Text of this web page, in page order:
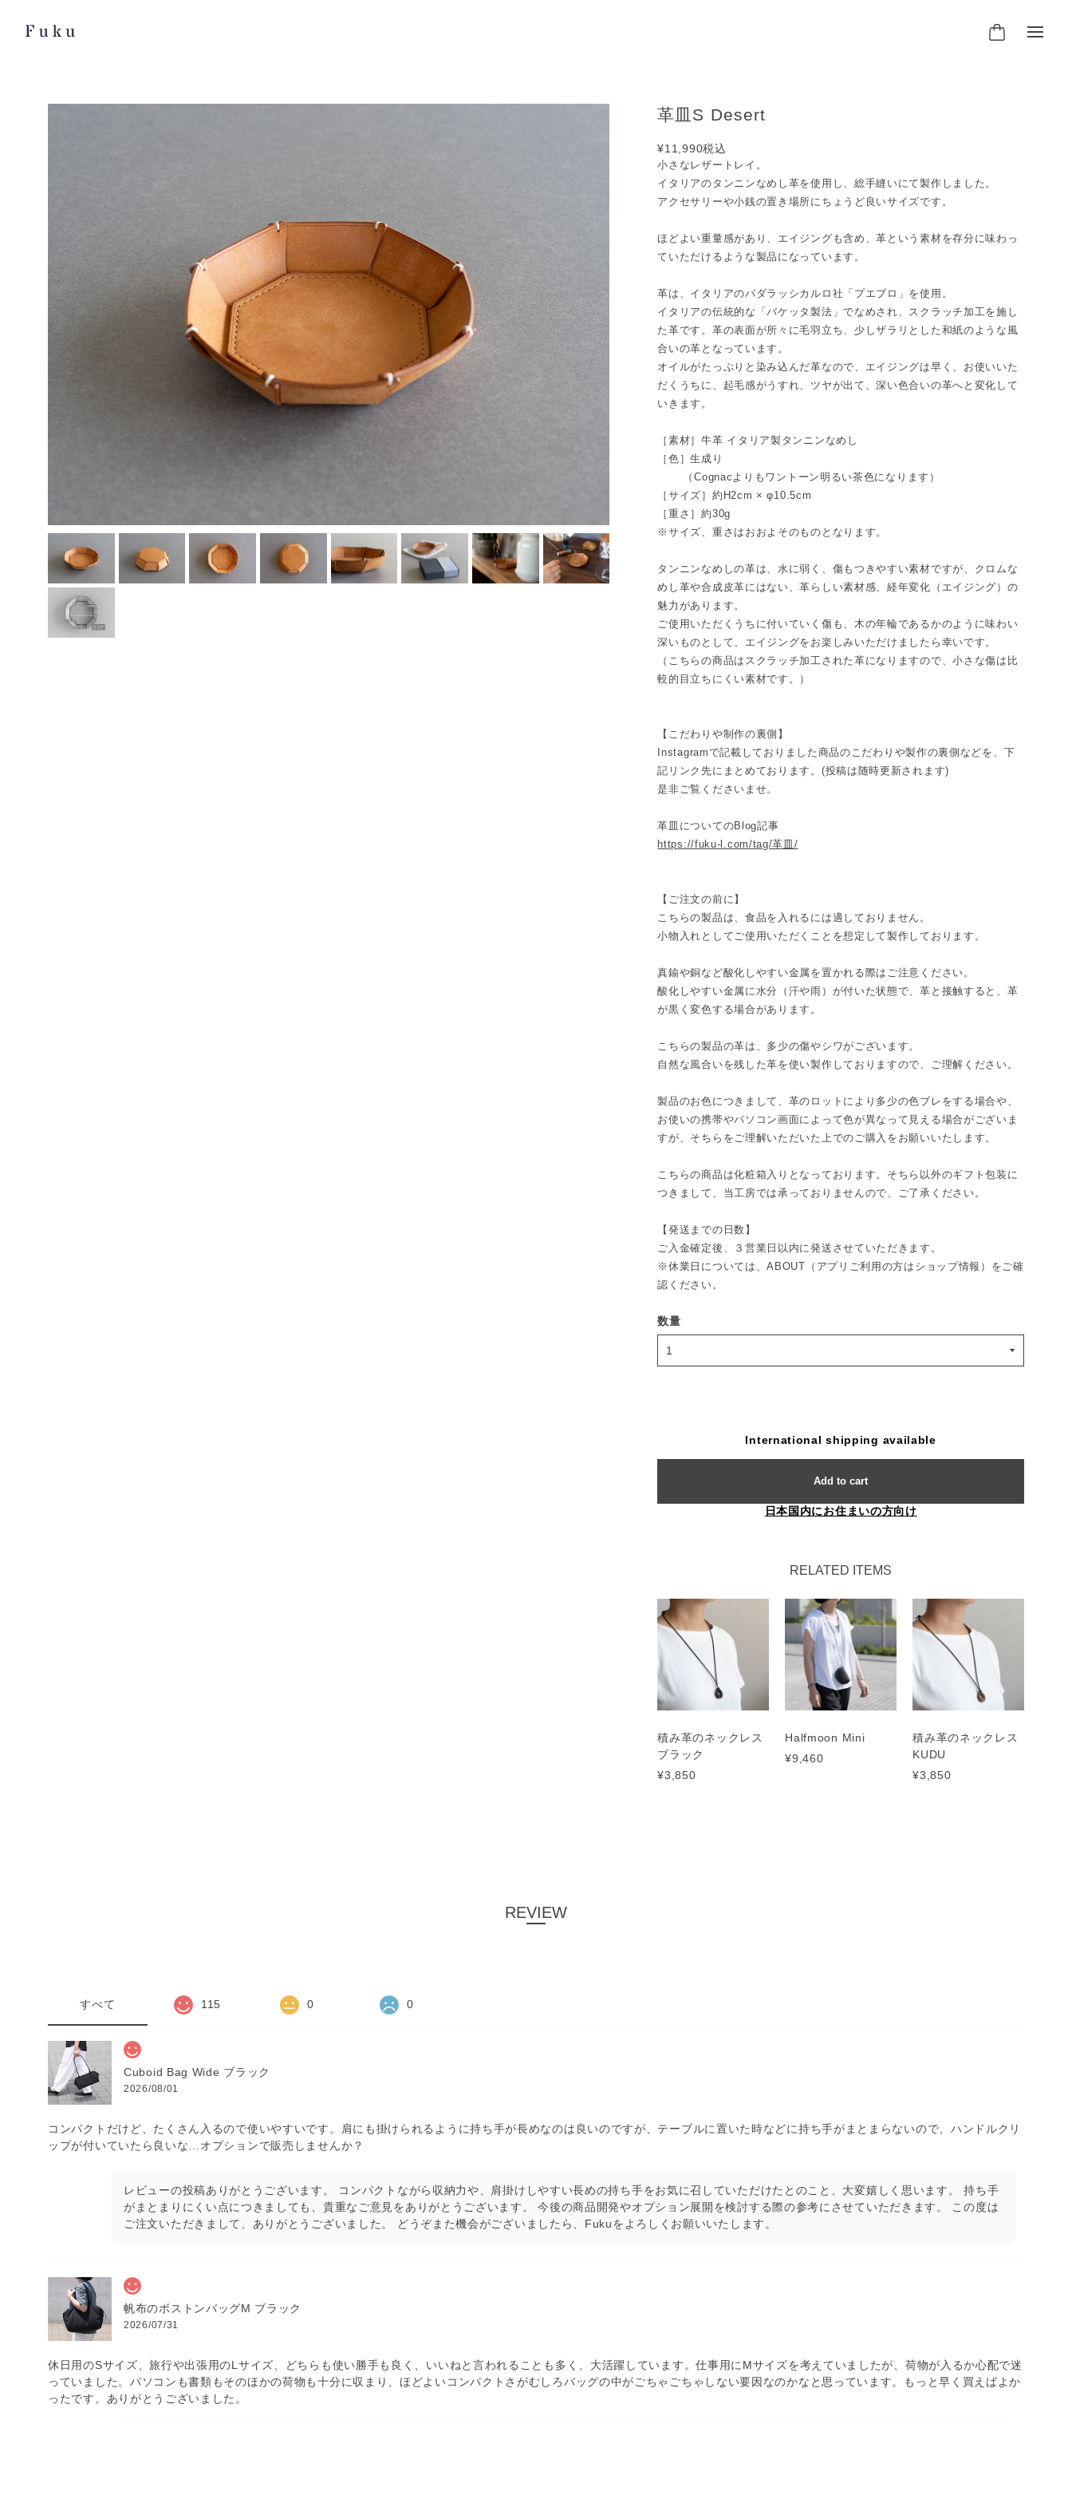
革皿S Desert
¥11,990税込
小さなレザートレイ。
イタリアのタンニンなめし革を使用し、総手縫いにて製作しました。
アクセサリーや小銭の置き場所にちょうど良いサイズです。
ほどよい重量感があり、エイジングも含め、革という素材を存分に味わっ
ていただけるような製品になっています。
革は、イタリアのバダラッシカルロ社「プエブロ」を使用。
イタリアの伝統的な「バケッタ製法」でなめされ、スクラッチ加工を施し
た革です。革の表面が所々に毛羽立ち、少しザラリとした和紙のような風
合いの革となっています。
オイルがたっぷりと染み込んだ革なので、エイジングは早く、お使いいた
だくうちに、起毛感がうすれ、ツヤが出て、深い色合いの革へと変化して
いきます。
［素材］牛革 イタリア製タンニンなめし
［色］生成り
（Cognacよりもワントーン明るい茶色になります）
［サイズ］約H2cm × φ10.5cm
［重さ］約30g
※サイズ、重さはおおよそのものとなります。
タンニンなめしの革は、水に弱く、傷もつきやすい素材ですが、クロムな
めし革や合成皮革にはない、革らしい素材感、経年変化（エイジング）の
魅力があります。
ご使用いただくうちに付いていく傷も、木の年輪であるかのように味わい
深いものとして、エイジングをお楽しみいただけましたら幸いです。
（こちらの商品はスクラッチ加工された革になりますので、小さな傷は比
較的目立ちにくい素材です。）
【こだわりや制作の裏側】
Instagramで記載しておりました商品のこだわりや製作の裏側などを、下
記リンク先にまとめております。(投稿は随時更新されます)
是非ご覧くださいませ。
革皿についてのBlog記事
https://fuku-l.com/tag/革皿/
【ご注文の前に】
こちらの製品は、食品を入れるには適しておりません。
小物入れとしてご使用いただくことを想定して製作しております。
真鍮や銅など酸化しやすい金属を置かれる際はご注意ください。
酸化しやすい金属に水分（汗や雨）が付いた状態で、革と接触すると、革
が黒く変色する場合があります。
こちらの製品の革は、多少の傷やシワがございます。
自然な風合いを残した革を使い製作しておりますので、ご理解ください。
製品のお色につきまして、革のロットにより多少の色ブレをする場合や、
お使いの携帯やパソコン画面によって色が異なって見える場合がございま
すが、そちらをご理解いただいた上でのご購入をお願いいたします。
こちらの商品は化粧箱入りとなっております。そちら以外のギフト包装に
つきまして、当工房では承っておりませんので、ご了承ください。
【発送までの日数】
ご入金確定後、３営業日以内に発送させていただきます。
※休業日については、ABOUT（アプリご利用の方はショップ情報）をご確
認ください。
数量
International shipping available
Add to cart
日本国内にお住まいの方向け
RELATED ITEMS
積み革のネックレス
ブラック
¥3,850
Halfmoon Mini
¥9,460
積み革のネックレス
KUDU
¥3,850
REVIEW
すべて 115 0 0
Cuboid Bag Wide ブラック
2026/08/01
コンパクトだけど、たくさん入るので使いやすいです。肩にも掛けられるように持ち手が長めなのは良いのですが、テーブルに置いた時などに持ち手がまとまらないので、ハンドルクリ
ップが付いていたら良いな…オプションで販売しませんか？
レビューの投稿ありがとうございます。 コンパクトながら収納力や、肩掛けしやすい長めの持ち手をお気に召していただけたとのこと、大変嬉しく思います。 持ち手
がまとまりにくい点につきましても、貴重なご意見をありがとうございます。 今後の商品開発やオプション展開を検討する際の参考にさせていただきます。 この度は
ご注文いただきまして、ありがとうございました。 どうぞまた機会がございましたら、Fukuをよろしくお願いいたします。
帆布のボストンバッグM ブラック
2026/07/31
休日用のSサイズ、旅行や出張用のLサイズ、どちらも使い勝手も良く、いいねと言われることも多く、大活躍しています。仕事用にMサイズを考えていましたが、荷物が入るか心配で迷
っていました。パソコンも書類もそのほかの荷物も十分に収まり、ほどよいコンパクトさがむしろバッグの中がごちゃごちゃしない要因なのかなと思っています。もっと早く買えばよか
ったです。ありがとうございました。